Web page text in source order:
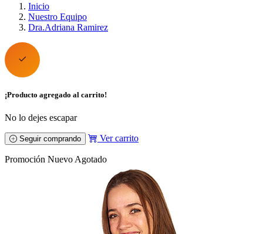
Inicio
Nuestro Equipo
Dra.Adriana Ramirez
¡Producto agregado al carrito!
No lo dejes escapar
Seguir comprando Ver carrito
Promoción Nuevo Agotado